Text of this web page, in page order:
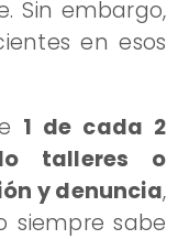
Sin embargo,
en esos
1 de cada 2
talleres o
y denuncia,
siempre sabe